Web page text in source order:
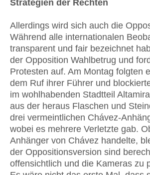
Strategien der Rechten
Allerdings wird sich auch die
Während alle internationalen
transparent und fair bezeichnet
der Opposition Wahlbetrug und
Protesten auf. Am Montag folgten
dem Ruf ihrer Führer und
im wohlhabenden Stadtteil
aus der heraus Flaschen und
drei vermeintlichen Chávez-
wobei es mehrere Verletzte gab.
Anhänger von Chávez handelte,
der Oppositionsversion sind
offensichtlich und die Kameras zu